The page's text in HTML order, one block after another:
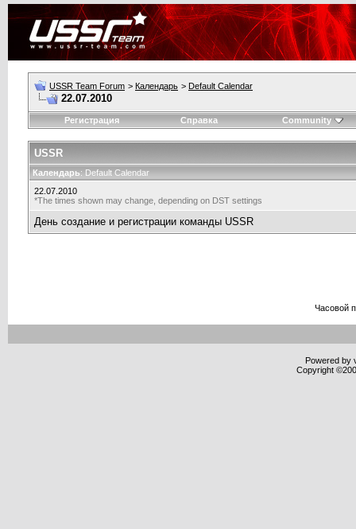
USSR Team Forum > Календарь > Default Calendar
22.07.2010
Регистрация Справка Community
USSR
Календарь: Default Calendar
22.07.2010
*The times shown may change, depending on DST settings
День создание и регистрации команды USSR
Часовой
Powered by
Copyright